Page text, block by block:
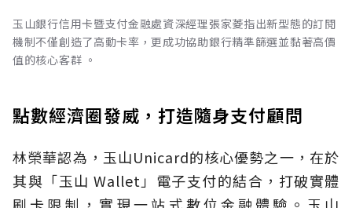
玉山銀行信用卡暨支付金融處資深經理張家菱指出新型態的訂閱
機制不僅創造了高動卡率，更成功協助銀行精準篩選並黏著高價
值的核心客群 。
點數經濟圈發威，打造隨身支付顧問
林榮華認為，玉山Unicard的核心優勢之一，在於
其與「玉山 Wallet」電子支付的結合，打破實體
刷卡限制，實現一站式數位金融體驗。玉山